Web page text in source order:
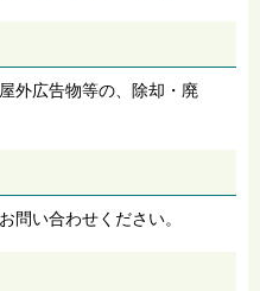
外広告物等の、除却・廃
問い合わせください。